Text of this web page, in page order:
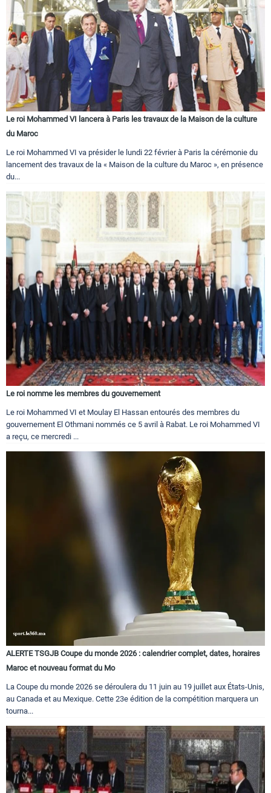
Le roi Mohammed VI lancera à Paris les travaux de la Maison de la culture
du Maroc
Le roi Mohammed VI va présider le lundi 22 février à Paris la cérémonie du
lancement des travaux de la « Maison de la culture du Maroc », en présence
du...
Le roi nomme les membres du gouvernement
Le roi Mohammed VI et Moulay El Hassan entourés des membres du
gouvernement El Othmani nommés ce 5 avril à Rabat. Le roi Mohammed VI
a reçu, ce mercredi ...
ALERTE TSGJB Coupe du monde 2026 : calendrier complet, dates, horaires
Maroc et nouveau format du Mo
La Coupe du monde 2026 se déroulera du 11 juin au 19 juillet aux États-Unis,
au Canada et au Mexique. Cette 23e édition de la compétition marquera un
tourna...